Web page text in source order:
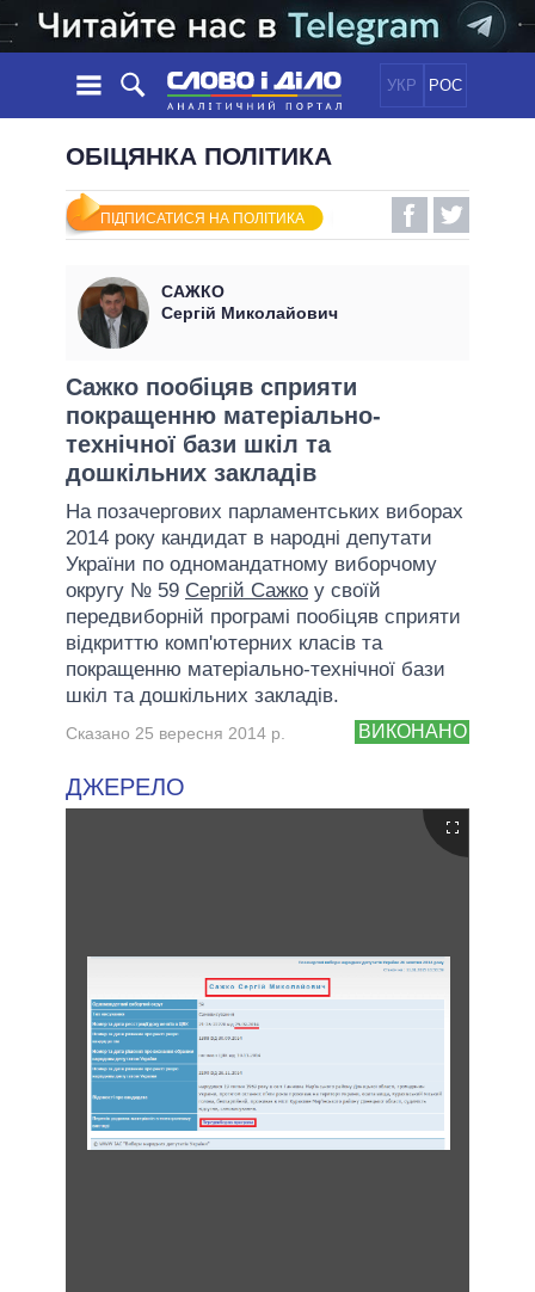
УКР РОС
НОВИНИ
СТРІЧКА
ПОДІЇ
СТАТТІ
ДУМКИ
ОГЛЯДИ
ДАЙДЖЕСТИ
ПОЛІТИКА
ЕКОНОМІКА
СВІТ
ОБIЦЯНКИ
УСІ ПОЛІТИКИ
ПРЕЗИДЕНТ І ОФІС
ВЕРХОВНА РАДА
КАБІНЕТ МІНІСТРІВ
ГОЛОВИ ОБЛАДМІНІСТРАЦІЙ
МЕРИ МІСТ
ВСІ ПЕРСОНИ
ІНФОГРАФІКА
ПІДТРИМАТИ
ПОРІВНЯННЯ ПОЛІТИКІВ
ОБІЦЯНКА ПОЛІТИКА
ПІДПИСАТИСЯ НА ПОЛІТИКА
САЖКО
Сергій Миколайович
Сажко пообіцяв сприяти
покращенню матеріально-
технічної бази шкіл та
дошкільних закладів
На позачергових парламентських виборах
2014 року кандидат в народні депутати
України по одномандатному виборчому
округу № 59 Сергій Сажко у своїй
передвиборній програмі пообіцяв сприяти
відкриттю комп'ютерних класів та
покращенню матеріально-технічної бази
шкіл та дошкільних закладів.
ВИКОНАНО
Сказано 25 вересня 2014 р.
ДЖЕРЕЛО